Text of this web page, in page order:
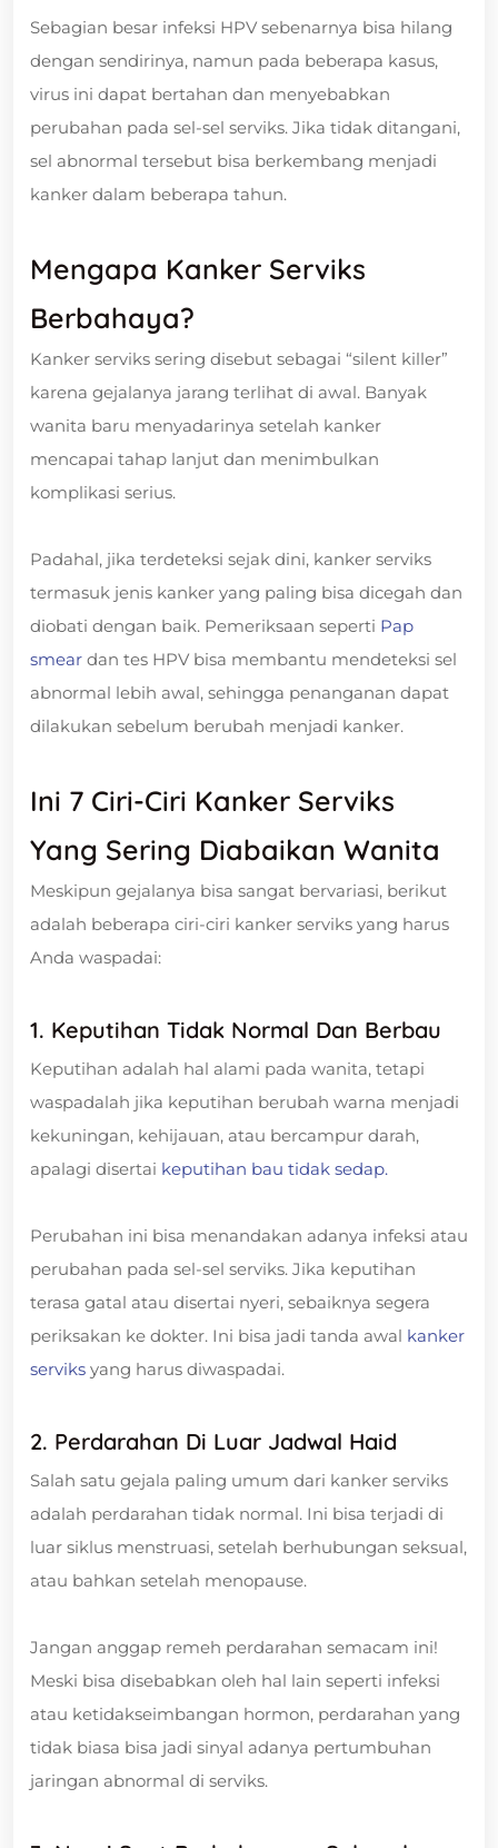
Sebagian besar infeksi HPV sebenarnya bisa hilang
dengan sendirinya, namun pada beberapa kasus,
virus ini dapat bertahan dan menyebabkan
perubahan pada sel-sel serviks. Jika tidak ditangani,
sel abnormal tersebut bisa berkembang menjadi
kanker dalam beberapa tahun.
Mengapa Kanker Serviks
Berbahaya?
Kanker serviks sering disebut sebagai “silent killer”
karena gejalanya jarang terlihat di awal. Banyak
wanita baru menyadarinya setelah kanker
mencapai tahap lanjut dan menimbulkan
komplikasi serius.
Padahal, jika terdeteksi sejak dini, kanker serviks
termasuk jenis kanker yang paling bisa dicegah dan
diobati dengan baik. Pemeriksaan seperti Pap
smear dan tes HPV bisa membantu mendeteksi sel
abnormal lebih awal, sehingga penanganan dapat
dilakukan sebelum berubah menjadi kanker.
Ini 7 Ciri-Ciri Kanker Serviks
Yang Sering Diabaikan Wanita
Meskipun gejalanya bisa sangat bervariasi, berikut
adalah beberapa ciri-ciri kanker serviks yang harus
Anda waspadai:
1. Keputihan Tidak Normal Dan Berbau
Keputihan adalah hal alami pada wanita, tetapi
waspadalah jika keputihan berubah warna menjadi
kekuningan, kehijauan, atau bercampur darah,
apalagi disertai keputihan bau tidak sedap.
Perubahan ini bisa menandakan adanya infeksi atau
perubahan pada sel-sel serviks. Jika keputihan
terasa gatal atau disertai nyeri, sebaiknya segera
periksakan ke dokter. Ini bisa jadi tanda awal kanker
serviks yang harus diwaspadai.
2. Perdarahan Di Luar Jadwal Haid
Salah satu gejala paling umum dari kanker serviks
adalah perdarahan tidak normal. Ini bisa terjadi di
luar siklus menstruasi, setelah berhubungan seksual,
atau bahkan setelah menopause.
Jangan anggap remeh perdarahan semacam ini!
Meski bisa disebabkan oleh hal lain seperti infeksi
atau ketidakseimbangan hormon, perdarahan yang
tidak biasa bisa jadi sinyal adanya pertumbuhan
jaringan abnormal di serviks.